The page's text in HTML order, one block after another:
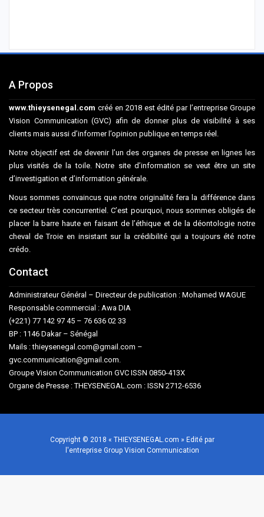
A Propos
www.thieysenegal.com créé en 2018 est édité par l’entreprise Groupe
Vision Communication (GVC) afin de donner plus de visibilité à ses
clients mais aussi d’informer l’opinion publique en temps réel.
Notre objectif est de devenir l’un des organes de presse en lignes les
plus visités de la toile. Notre site d’information se veut être un site
d’investigation et d’information générale.
Nous sommes convaincus que notre originalité fera la différence dans
ce secteur très concurrentiel. C’est pourquoi, nous sommes obligés de
placer la barre haute en faisant de l’éthique et de la déontologie notre
cheval de Troie en insistant sur la crédibilité qui a toujours été notre
crédo.
Contact
Administrateur Général – Directeur de publication : Mohamed WAGUE
Responsable commercial : Awa DIA
(+221) 77 142 97 45 – 76 636 02 33
BP : 1146 Dakar – Sénégal
Mails : thieysenegal.com@gmail.com –
gvc.communication@gmail.com.
Groupe Vision Communication GVC ISSN 0850-413X
Organe de Presse : THEYSENEGAL.com : ISSN 2712-6536
Copyright © 2018 « THIEYSENEGAL.com » Edité par
l'entreprise Group Vision Communication